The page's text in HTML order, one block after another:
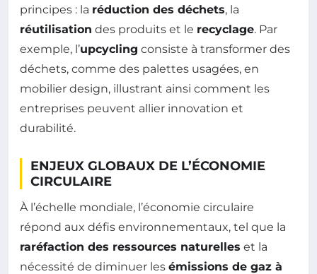
principes : la réduction des déchets, la
réutilisation des produits et le recyclage. Par
exemple, l’upcycling consiste à transformer des
déchets, comme des palettes usagées, en
mobilier design, illustrant ainsi comment les
entreprises peuvent allier innovation et
durabilité.
ENJEUX GLOBAUX DE L’ÉCONOMIE
CIRCULAIRE
À l’échelle mondiale, l’économie circulaire
répond aux défis environnementaux, tel que la
raréfaction des ressources naturelles et la
nécessité de diminuer les émissions de gaz à